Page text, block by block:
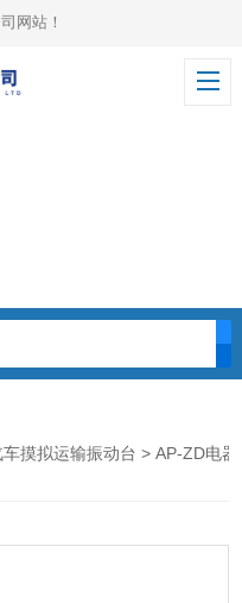
网站！
车摸拟运输振动台 > AP-ZD电器